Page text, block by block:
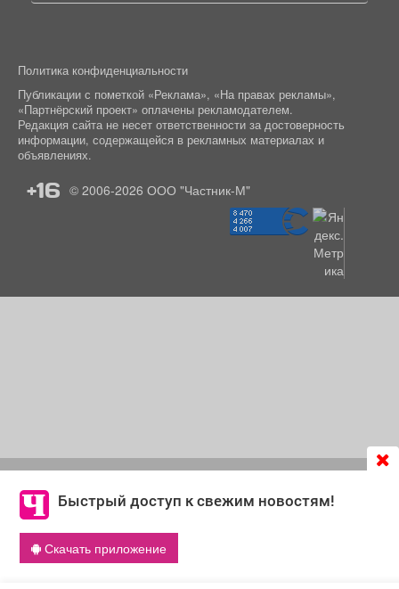
Быстрый доступ к свежим новостям!
Скачать приложение
согласие на обработку файлов cookie, которые
обеспечивают корректную работу сайта и сбора
информации для улучшения качества сервисов.
Что такое cookie
Политика конфиденциальности
Публикации с пометкой «Реклама», «На правах рекламы»,
«Партнёрский проект» оплачены рекламодателем.
Редакция сайта не несет ответственности за достоверность
информации, содержащейся в рекламных материалах и
объявлениях.
+16 © 2006-2026 ООО "Частник-М"